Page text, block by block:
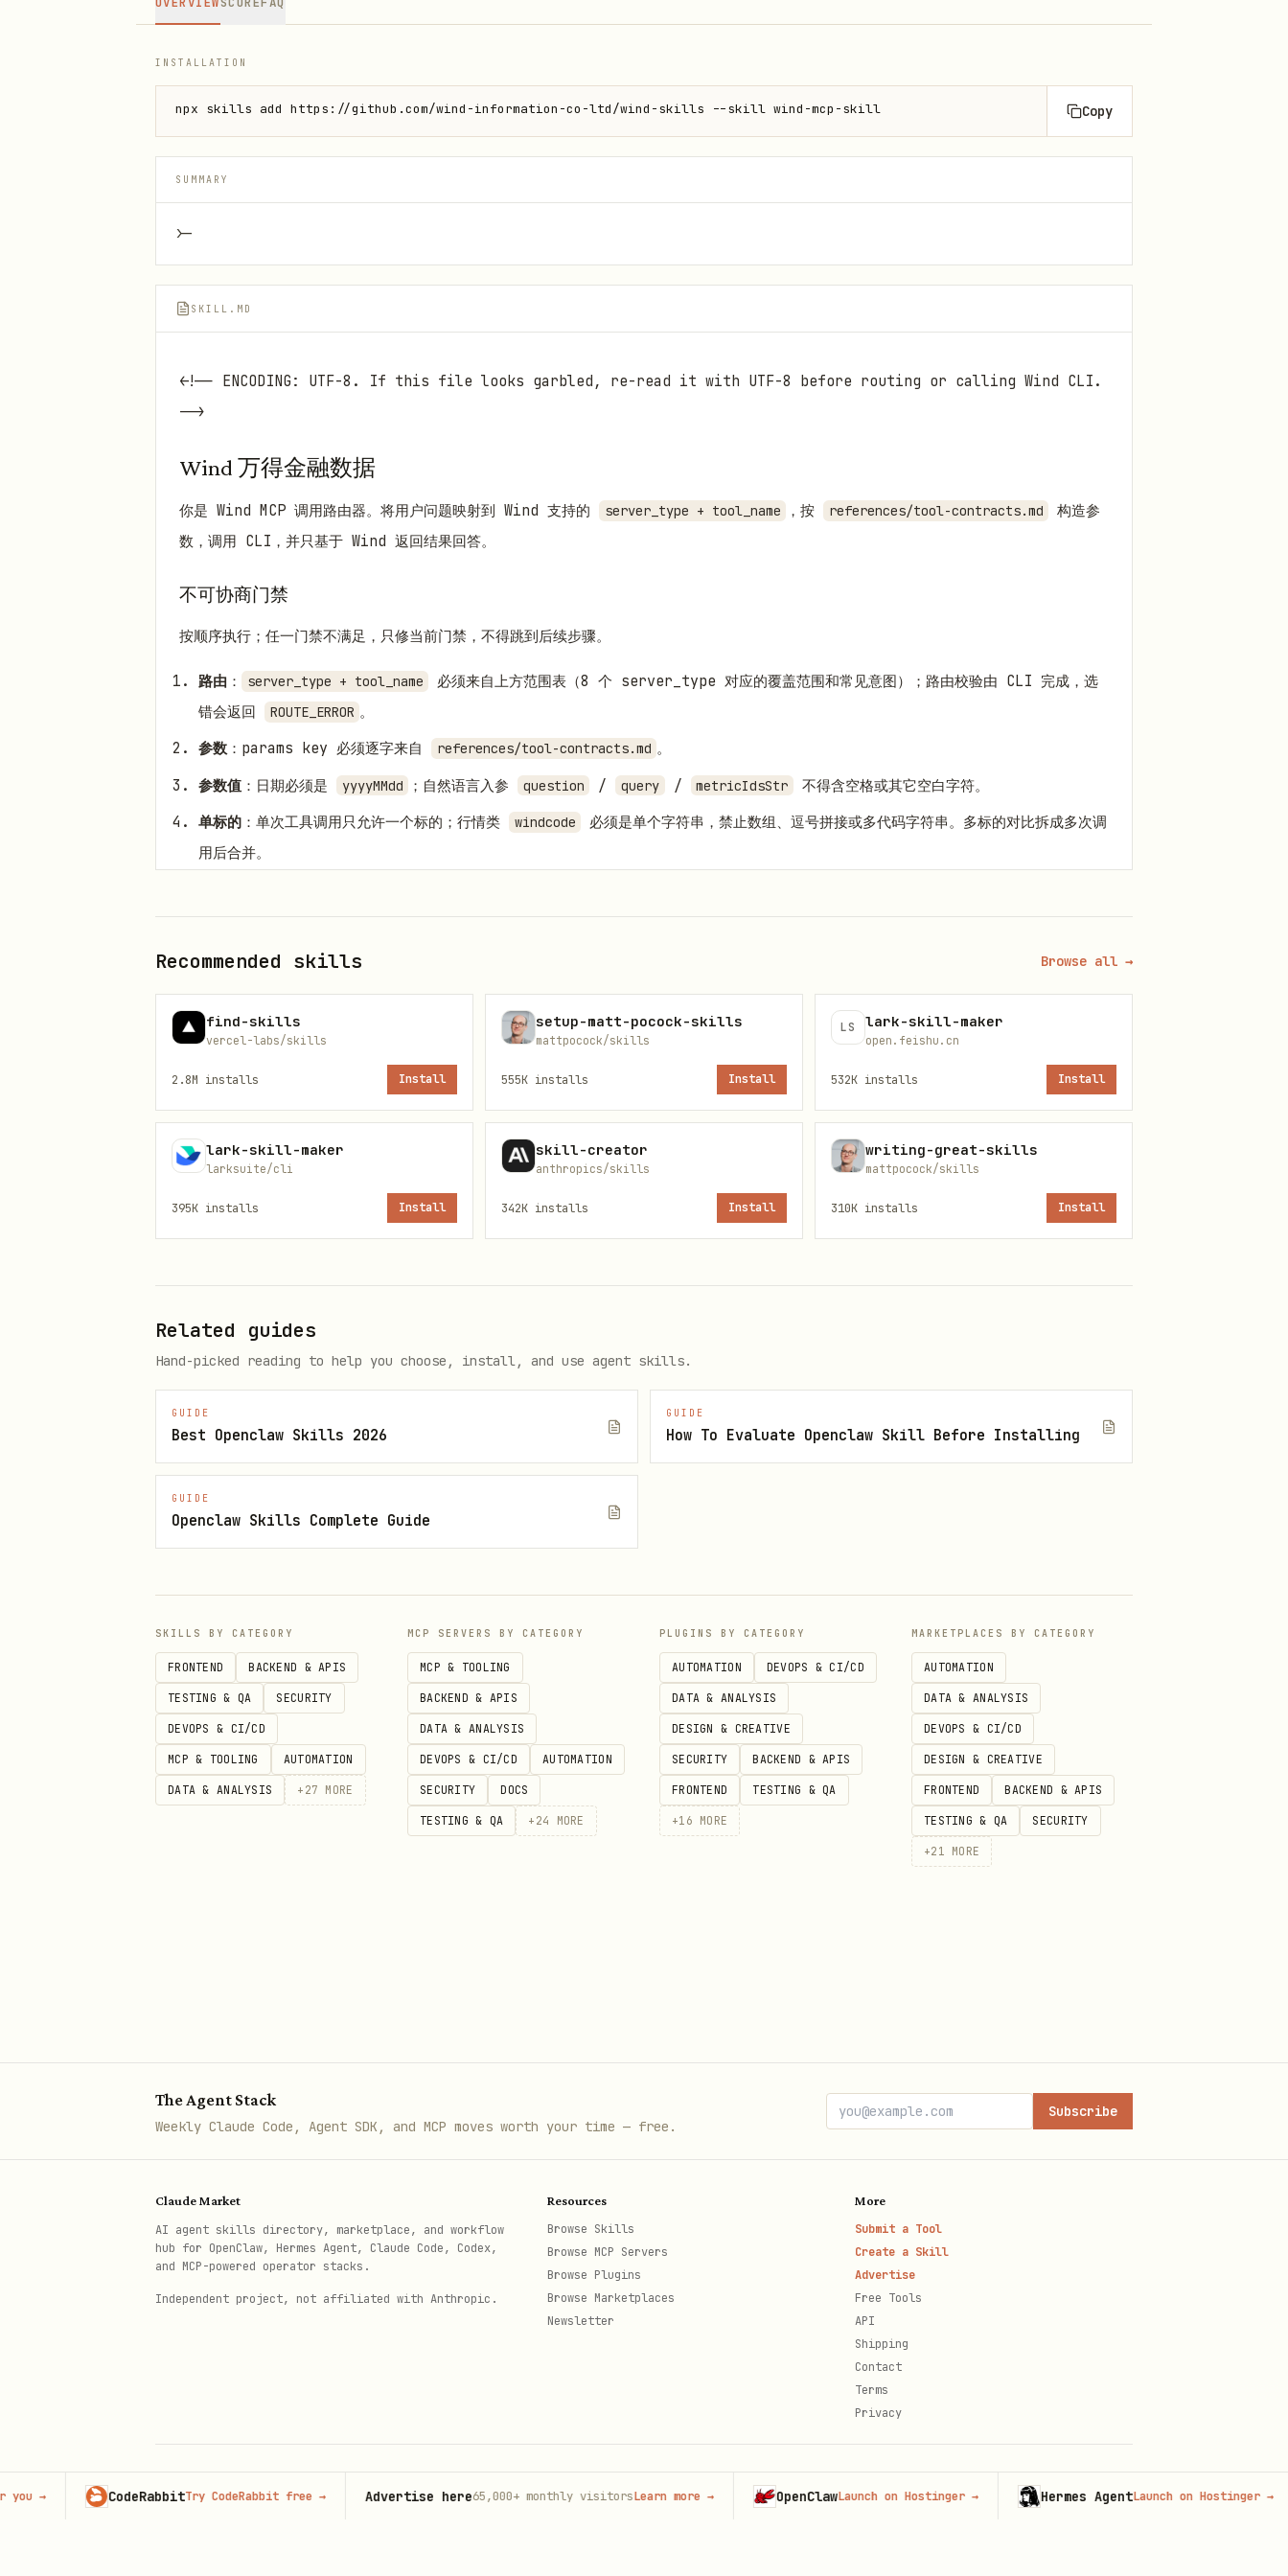
INSTALLATION
npx skills add https://github.com/wind-information-co-ltd/wind-skills --skill wind-mcp-skill Copy
SUMMARY
>-
SKILL.MD
<!-- ENCODING: UTF-8. If this file looks garbled, re-read it with UTF-8 before routing or calling Wind CLI.
-->
Wind 万得金融数据
你是 Wind MCP 调用路由器。将用户问题映射到 Wind 支持的 server_type + tool_name ，按 references/tool-contracts.md
构造参
数，调用 CLI，并只基于 Wind 返回结果回答。
不可协商门禁
按顺序执行；任一门禁不满足，只修当前门禁，不得跳到后续步骤。
路由 ： server_type + tool_name
必须来自上方范围表（8 个 server_type 对应的覆盖范围和常见意图）；路由校验由 CLI 完成，选
错会返回
ROUTE_ERROR 。
参数：params key 必须逐字来自 references/tool-contracts.md 。
参数值 ：日期必须是 yyyyMMdd ；自然语言入参 question / query / metricIdsStr
不得含空格或其它空白字符。
单标的 ：单次工具调用只允许一个标的；行情类 windcode
必须是单个字符串，禁止数组、逗号拼接或多代码字符串。多标的对比拆成多次调
用后合并。
中 INVALID_PARAMS_JSON
失败：非 0 退出先读 stdout 的 error.code 和 error.agent_action ； agent_action
包含完整的域分类和具体操作步骤，直接执
行即可。错误只能在对应错误域内修复，不得跨域改动。
：只报告 Wind 返回值和必要限制，不补常识、不补点评。
范围
server_type 常见意图
A 股 选股筛选、行情、K 线、分钟行情、档案、财务、股东、事件、技术、风险
fund_data
bond_data 债券 档案、发债主体、行情估值、主体财务
伪装支持超范围请求。
工作流
开始前：若本文件或引用文件出现乱码，先用 UTF-8 重新读取再继续。然后按下面顺序处理每个用户问题。
：判断用户要的是选股筛选、文档 / 新闻、宏观指标、行情或时序、专项业务数据、通用结构化取数，还是超范围请求。
：识别 A 股、港股、美股、基金 / ETF / LOF、指数 / 板块、债券、文档主体或宏观指标。简称或别名可能歧义时先问用
financial_docs
调用前检测：逐条核对不可协商门禁；凡入参需要填写指标 / 字段名（如 references/indicators.md
别，逐项核对、逐字复制——每次调用都核对一遍，不复用记忆，不添加用户未请求的指标。
调用 CLI：调用前必须先 cd 到 skill 目录，即本 SKILL.md 所在目录、不是当前项目目录，再用相对路径执行
成功时 stdout 是 MCP result，若存在
Recommended skills Browse all →
find-skills
vercel-labs/skills
2.8M installs Install
setup-matt-pocock-skills
mattpocock/skills
555K installs Install
LS lark-skill-maker
open.feishu.cn
532K installs Install
lark-skill-maker
larksuite/cli
395K installs Install
skill-creator
anthropics/skills
342K installs Install
writing-great-skills
mattpocock/skills
310K installs Install
Related guides
Hand-picked reading to help you choose, install, and use agent skills.
GUIDE
Best Openclaw Skills 2026
GUIDE
How To Evaluate Openclaw Skill Before Installing
GUIDE
Openclaw Skills Complete Guide
SKILLS BY CATEGORY
FRONTEND BACKEND & APIS
TESTING & QA SECURITY
DEVOPS & CI/CD
MCP & TOOLING AUTOMATION
DATA & ANALYSIS + 27 MORE
MCP SERVERS BY CATEGORY
MCP & TOOLING
BACKEND & APIS
DATA & ANALYSIS
DEVOPS & CI/CD AUTOMATION
SECURITY DOCS
TESTING & QA + 24 MORE
PLUGINS BY CATEGORY
AUTOMATION DEVOPS & CI/CD
DATA & ANALYSIS
DESIGN & CREATIVE
SECURITY BACKEND & APIS
FRONTEND TESTING & QA
+16 MORE
MARKETPLACES BY CATEGORY
AUTOMATION
DATA & ANALYSIS
DEVOPS & CI/CD
DESIGN & CREATIVE
FRONTEND BACKEND & APIS
TESTING & QA SECURITY
+21 MORE
The Agent Stack
Weekly Claude Code, Agent SDK, and MCP moves worth your time — free.
Subscribe
Claude Market
AI agent skills directory, marketplace, and workflow
hub for OpenClaw, Hermes Agent, Claude Code, Codex,
and MCP-powered operator stacks.
Independent project, not affiliated with Anthropic.
Resources
Browse Skills
Browse MCP Servers
Browse Plugins
Browse Marketplaces
Newsletter
More
Submit a Tool
Create a Skill
Advertise
Free Tools
API
Shipping
Contact
Terms
Privacy
© 2026 Claude Market · Not affiliated with
CodeRabbitTry CodeRabbit free→ Advertise here65,000+monthly visitorsLearn more→ OpenClawLaunch on Hostinger→ Hermes Agent Launch on Hostinger→